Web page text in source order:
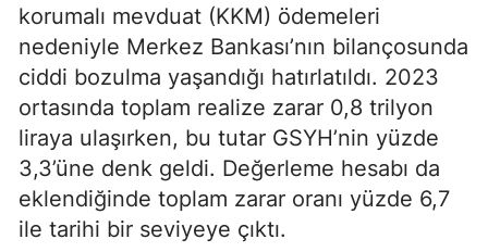
korumalı mevduat (KKM) ödemeleri
nedeniyle Merkez Bankası’nın bilançosunda
ciddi bozulma yaşandığı hatırlatıldı. 2023
ortasında toplam realize zarar 0,8 trilyon
liraya ulaşırken, bu tutar GSYH’nin yüzde
3,3’üne denk geldi. Değerleme hesabı da
eklendiğinde toplam zarar oranı yüzde 6,7
ile tarihi bir seviyeye çıktı.